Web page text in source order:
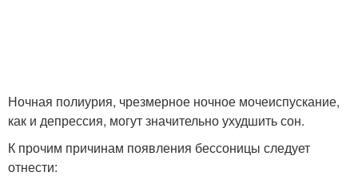
Ночная полиурия, чрезмерное ночное мочеиспускание,
как и депрессия, могут значительно ухудшить сон.
К прочим причинам появления бессоницы следует
отнести: